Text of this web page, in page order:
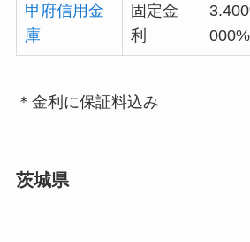
甲府信用金
庫
固定金
利
000%
＊金利に保証料込み
茨城県